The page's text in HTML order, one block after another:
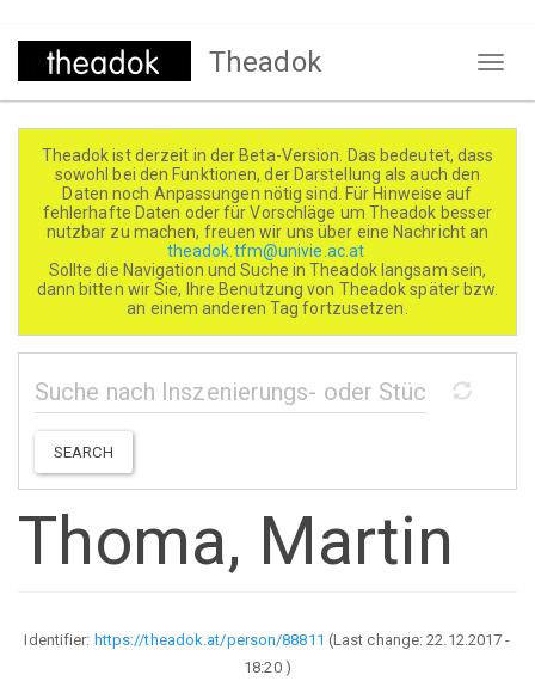
Direkt
Theadok
Theadok ist derzeit in der Beta-Version. Das bedeutet, dass
sowohl bei den Funktionen, der Darstellung als auch den
Daten noch Anpassungen nötig sind. Für Hinweise auf
fehlerhafte Daten oder für Vorschläge um Theadok besser
nutzbar zu machen, freuen wir uns über eine Nachricht an
theadok.tfm@univie.ac.at
Sollte die Navigation und Suche in Theadok langsam sein,
dann bitten wir Sie, Ihre Benutzung von Theadok später bzw.
an einem anderen Tag fortzusetzen.
SEARCH
Thoma, Martin
Identifier: https://theadok.at/person/88811 (Last change:22.12.2017 -
18:20)